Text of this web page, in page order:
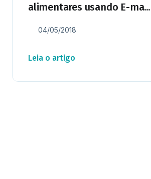
alimentares usando E-ma...
04/05/2018
Leia o artigo